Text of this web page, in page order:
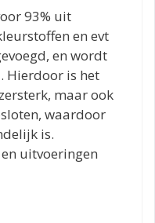
93% uit
en evt
en wordt
Hierdoor is het
maar ook
waardoor
is.
uitvoeringen